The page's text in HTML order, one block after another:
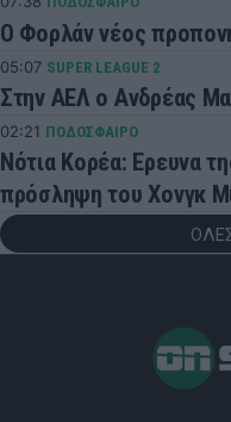
Ο Φορλάν νέος
05:07 SUPER LEAGUE 2
Στην ΑΕΛ ο Ανδρέας
02:21 ΠΟΔΟΣΦΑΙΡΟ
Νότια Κορέα: Ερευνα
πρόσληψη του Χονγκ